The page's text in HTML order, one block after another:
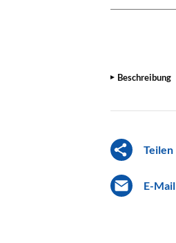
Beschreibung
Teilen
E-Mail